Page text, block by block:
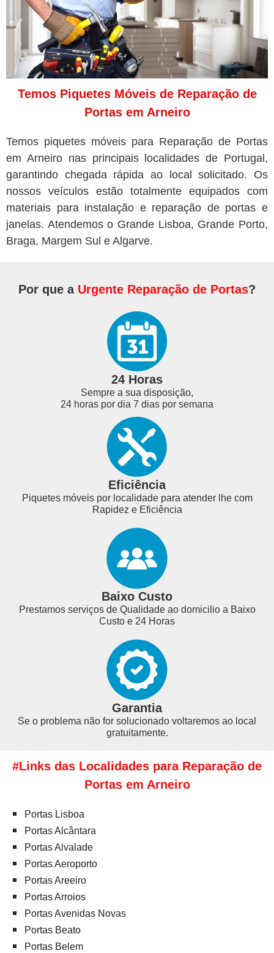
Temos Piquetes Móveis de Reparação de
Portas em Arneiro
Temos piquetes móveis para Reparação de Portas
em Arneiro nas principais localidades de Portugal,
garantindo chegada rápida ao local solicitado. Os
nossos veículos estão totalmente equipados com
materiais para instalação e reparação de portas e
janelas. Atendemos o Grande Lisboa, Grande Porto,
Braga, Margem Sul e Algarve.
Por que a Urgente Reparação de Portas?
24 Horas
Sempre a sua disposição,
24 horas por dia 7 dias por semana
Eficiência
Piquetes móveis por localidade para atender lhe com
Rapidez e Eficiência
Baixo Custo
Prestamos serviços de Qualidade ao domicilio a Baixo
Custo e 24 Horas
Garantia
Se o problema não for solucionado voltaremos ao local
gratuitamente.
#Links das Localidades para Reparação de
Portas em Arneiro
Portas Lisboa
Portas Alcântara
Portas Alvalade
Portas Aeroporto
Portas Areeiro
Portas Arroios
Portas Avenidas Novas
Portas Beato
Portas Belem